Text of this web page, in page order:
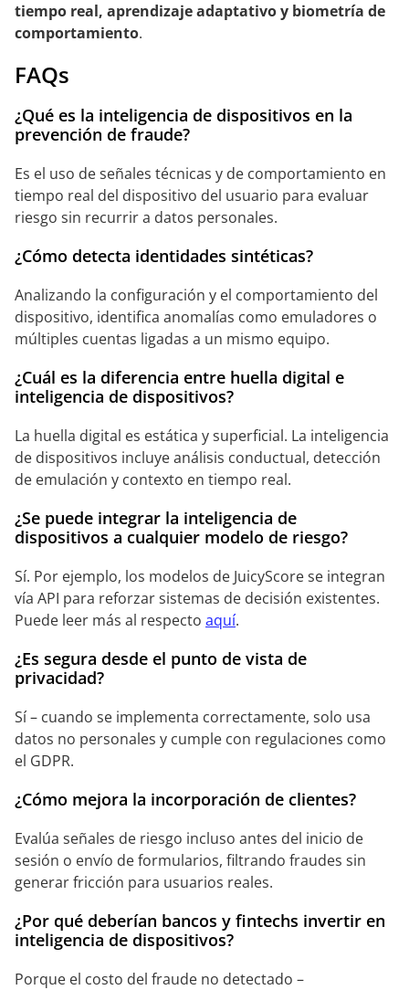
tiempo real, aprendizaje adaptativo y biometría de
comportamiento.
FAQs
¿Qué es la inteligencia de dispositivos en la
prevención de fraude?
Es el uso de señales técnicas y de comportamiento en
tiempo real del dispositivo del usuario para evaluar
riesgo sin recurrir a datos personales.
¿Cómo detecta identidades sintéticas?
Analizando la configuración y el comportamiento del
dispositivo, identifica anomalías como emuladores o
múltiples cuentas ligadas a un mismo equipo.
¿Cuál es la diferencia entre huella digital e
inteligencia de dispositivos?
La huella digital es estática y superficial. La inteligencia
de dispositivos incluye análisis conductual, detección
de emulación y contexto en tiempo real.
¿Se puede integrar la inteligencia de
dispositivos a cualquier modelo de riesgo?
Sí. Por ejemplo, los modelos de JuicyScore se integran
vía API para reforzar sistemas de decisión existentes.
Puede leer más al respecto aquí.
¿Es segura desde el punto de vista de
privacidad?
Sí – cuando se implementa correctamente, solo usa
datos no personales y cumple con regulaciones como
el GDPR.
¿Cómo mejora la incorporación de clientes?
Evalúa señales de riesgo incluso antes del inicio de
sesión o envío de formularios, filtrando fraudes sin
generar fricción para usuarios reales.
¿Por qué deberían bancos y fintechs invertir en
inteligencia de dispositivos?
Porque el costo del fraude no detectado –